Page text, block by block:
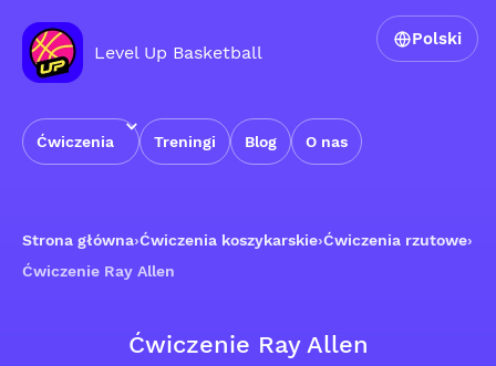
Level Up Basketball
Ćwiczenia Treningi Blog O nas
Polski
Strona główna›Ćwiczenia koszykarskie›Ćwiczenia rzutowe›
Ćwiczenie Ray Allen
Ćwiczenie Ray Allen